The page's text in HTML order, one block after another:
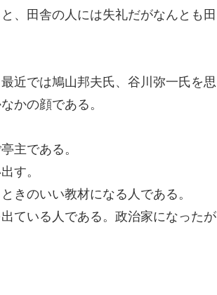
、 田舎の人には失礼だがなんとも 田
近では鳩山邦夫氏、谷川弥一氏を思
かの顔である。
主である。
す。
きのいい教材になる人である。
ている人である。政治家になったが